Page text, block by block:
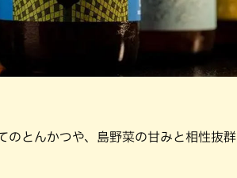
のとんかつや、島野菜の甘みと相性抜群